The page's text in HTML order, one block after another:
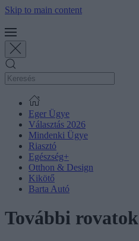
Skip to main content
Eger Ügye
Választás 2026
Mindenki Ügye
Riasztó
Egészség+
Otthon & Design
Kikötő
Barta Autó
További rovatok